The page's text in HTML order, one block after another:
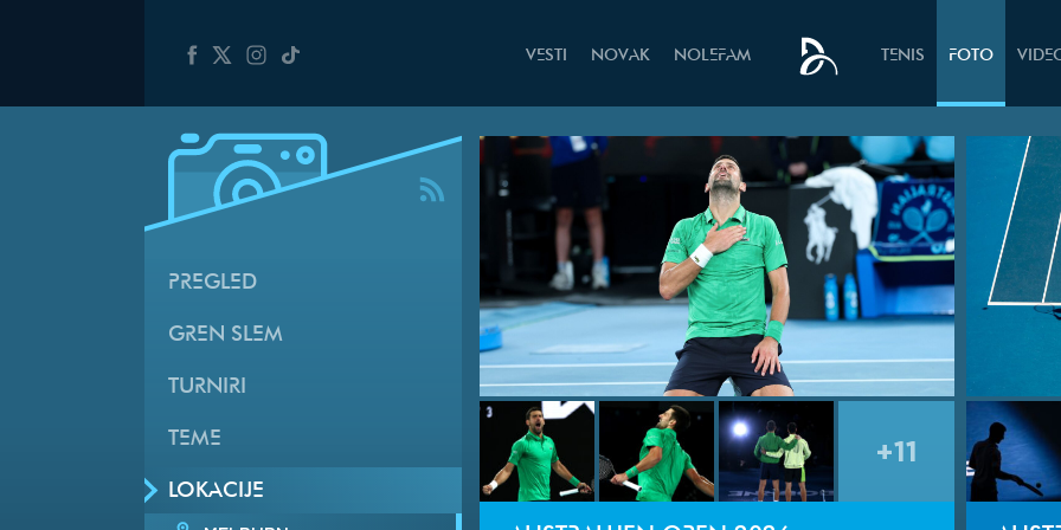
VESTI NOVAK NOLEFAM TENIS FOTO
PREGLED
GREN SLEM
TURNIRI
TEME
LOKACIJE
+11